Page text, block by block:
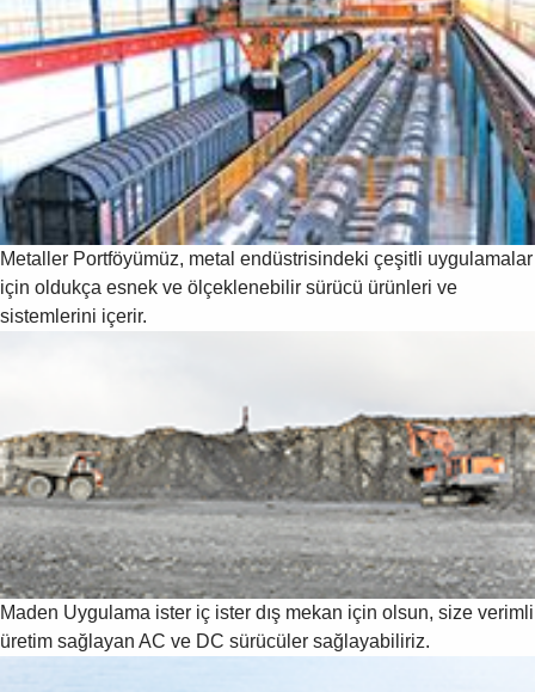
Metaller Portföyümüz, metal endüstrisindeki çeşitli uygulamalar
için oldukça esnek ve ölçeklenebilir sürücü ürünleri ve
sistemlerini içerir.
Maden Uygulama ister iç ister dış mekan için olsun, size verimli
üretim sağlayan AC ve DC sürücüler sağlayabiliriz.